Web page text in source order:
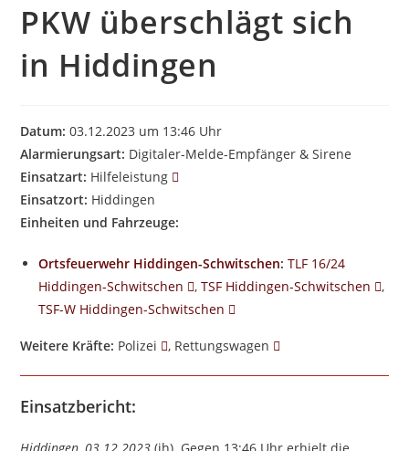
PKW überschlägt sich
in Hiddingen
Datum: 03.12.2023 um 13:46 Uhr
Alarmierungsart: Digitaler-Melde-Empfänger & Sirene
Einsatzart: Hilfeleistung
Einsatzort: Hiddingen
Einheiten und Fahrzeuge:
Ortsfeuerwehr Hiddingen-Schwitschen: TLF 16/24
Hiddingen-Schwitschen
,TSF Hiddingen-Schwitschen
,
TSF-W Hiddingen-Schwitschen
Weitere Kräfte: Polizei , Rettungswagen
Einsatzbericht: